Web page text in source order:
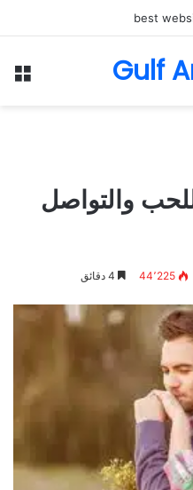
best
Gulf
للحب والتواصل
44٬225